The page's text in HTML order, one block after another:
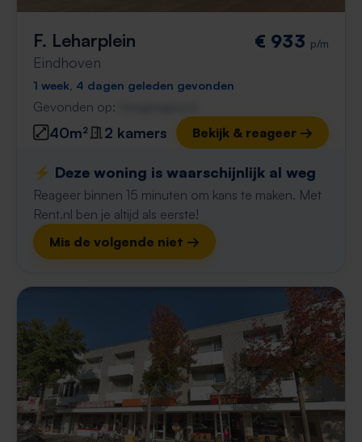
F. Leharplein
Eindhoven
€ 933 p/m
1 week, 4 dagen geleden gevonden
Gevonden op:
40m² 2 kamers Bekijk & reageer →
⚡️ Deze woning is waarschijnlijk al weg
Reageer binnen 15 minuten om kans te maken. Met
Rent.nl ben je altijd als eerste!
Mis de volgende niet →